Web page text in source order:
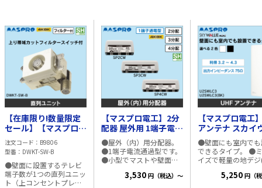
【在庫限り!数量限定
セール】【マスプロ電
工】直列ユニット テ
レビ端子（上り帯域カ
ットフィルター付）
DWKT-SW-B
注文コード
B9806
型番
DWKT-SW-B
●壁面に設置するテレビ
端子数が1つの直列ユニッ
ト（上コンセントプレー
【マスプロ電工】2分
配器 屋外用 1端子電流
通過型 SP2CW
●屋外（内）用分配器。
●1端子電流通過型です。
●小型でマストや壁面へ
・周波数帯域： 10～
3,530 円（税込）～
【マスプロ電工
アンテナ スカイ
ーリー ミニ ウォ
ホワイト
●壁面にも室内で
できるタイプ。 ●
イズで軽量の地デジ
●送信塔が見える
5,250 円（